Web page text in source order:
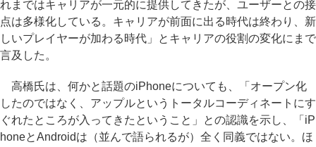
れまではキャリアが一元的に提供してきたが、ユーザーとの接
点は多様化している。キャリアが前面に出る時代は終わり、新
しいプレイヤーが加わる時代」とキャリアの役割の変化にまで
言及した。
高橋氏は、何かと話題のiPhoneについても、「オープン化
したのではなく、アップルというトータルコーディネートにす
ぐれたところが入ってきたということ」との認識を示し、「iP
honeとAndroidは（並んで語られるが）全く同義ではない。ほ